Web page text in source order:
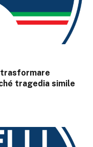
tragedia simile